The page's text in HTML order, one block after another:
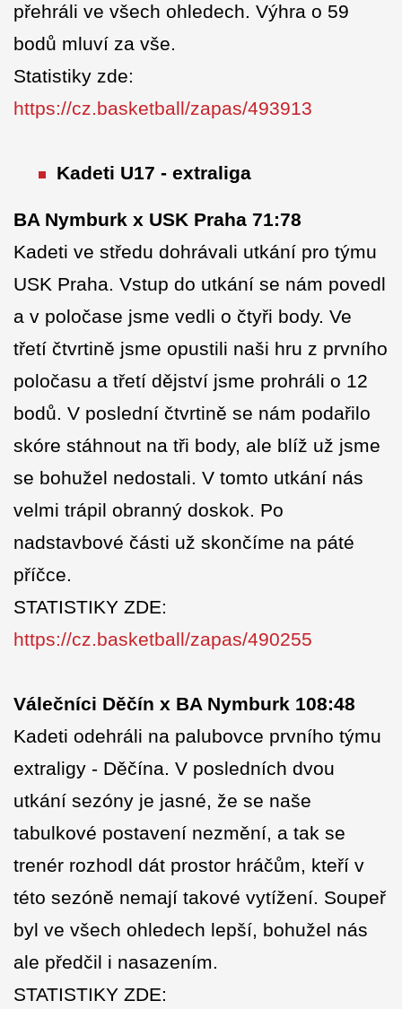
přehráli ve všech ohledech. Výhra o 59
bodů mluví za vše.
Statistiky zde:
https://cz.basketball/zapas/493913
Kadeti U17 - extraliga
BA Nymburk x USK Praha 71:78
Kadeti ve středu dohrávali utkání pro týmu
USK Praha. Vstup do utkání se nám povedl
a v poločase jsme vedli o čtyři body. Ve
třetí čtvrtině jsme opustili naši hru z prvního
poločasu a třetí dějství jsme prohráli o 12
bodů. V poslední čtvrtině se nám podařilo
skóre stáhnout na tři body, ale blíž už jsme
se bohužel nedostali. V tomto utkání nás
velmi trápil obranný doskok. Po
nadstavbové části už skončíme na páté
příčce.
STATISTIKY ZDE:
https://cz.basketball/zapas/490255
Válečníci Děčín x BA Nymburk 108:48
Kadeti odehráli na palubovce prvního týmu
extraligy - Děčína. V posledních dvou
utkání sezóny je jasné, že se naše
tabulkové postavení nezmění, a tak se
trenér rozhodl dát prostor hráčům, kteří v
této sezóně nemají takové vytížení. Soupeř
byl ve všech ohledech lepší, bohužel nás
ale předčil i nasazením.
STATISTIKY ZDE: